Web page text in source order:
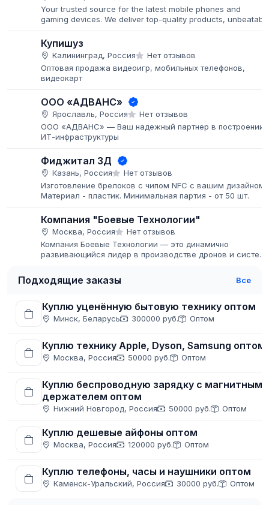
Your trusted source for the latest mobile phones and
gaming devices. We deliver top-quality products,
Купишуз
Калининград, Россия
Нет отзывов
Оптовая продажа видеоигр, мобильных телефонов,
видеокарт
ООО «АДВАНС»
Ярославль, Россия
Нет отзывов
ООО «АДВАНС» — Ваш надежный партнер в построении
ИТ-инфраструктуры
Фиджитал 3Д
Казань, Россия
Нет отзывов
Изготовление брелоков с чипом NFC с вашим дизайном.
Материал - пластик. Минимальная партия - от 50 шт.
Компания "Боевые Технологии"
Москва, Россия
Нет отзывов
Компания Боевые Технологии — это динамично
развивающийся лидер в производстве дронов и систем
Подходящие заказы Все
Куплю уценённую бытовую технику оптом
Минск, Беларусь 300000 руб. Оптом
Куплю технику Apple, Dyson, Samsung оптом
Москва, Россия 50000 руб. Оптом
Куплю беспроводную зарядку с магнитным
держателем оптом
Нижний Новгород, Россия 50000 руб. Оптом
Куплю дешевые айфоны оптом
Москва, Россия 120000 руб. Оптом
Куплю телефоны, часы и наушники оптом
Каменск-Уральский, Россия 30000 руб. Оптом